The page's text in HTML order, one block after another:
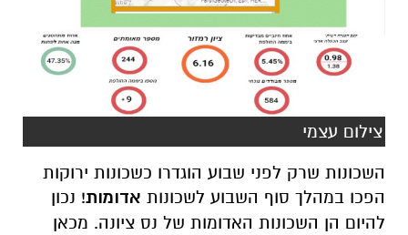
צילום עצמי
השכונות שרק לפני שבוע הוגדרו כשכונות ירוקות
הפכו במהלך סוף השבוע לשכונות אדומות! נכון
להיום הן השכונות האדומות של נס ציונה. מכאן